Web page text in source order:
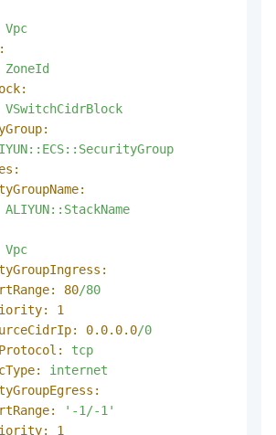
Vpc
ZoneId
VSwitchCidrBlock
ALIYUN::StackName
Vpc
80/80
1
0.0.0.0/0
tcp
internet
'-1/-1'
1